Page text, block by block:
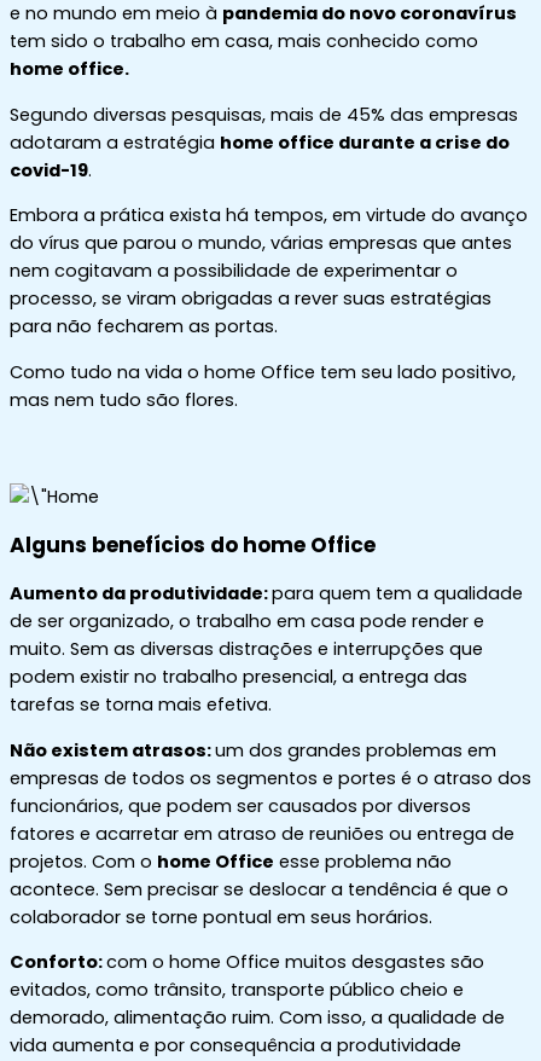
e no mundo em meio à pandemia do novo coronavírus
tem sido o trabalho em casa, mais conhecido como
home office.
Segundo diversas pesquisas, mais de 45% das empresas
adotaram a estratégia home office durante a crise do
covid-19.
Embora a prática exista há tempos, em virtude do avanço
do vírus que parou o mundo, várias empresas que antes
nem cogitavam a possibilidade de experimentar o
processo, se viram obrigadas a rever suas estratégias
para não fecharem as portas.
Como tudo na vida o home Office tem seu lado positivo,
mas nem tudo são flores.
Alguns benefícios do home Office
Aumento da produtividade:para quem tem a qualidade
de ser organizado, o trabalho em casa pode render e
muito. Sem as diversas distrações e interrupções que
podem existir no trabalho presencial, a entrega das
tarefas se torna mais efetiva.
Não existem atrasos:um dos grandes problemas em
empresas de todos os segmentos e portes é o atraso dos
funcionários, que podem ser causados por diversos
fatores e acarretar em atraso de reuniões ou entrega de
projetos. Com o home Office esse problema não
acontece. Sem precisar se deslocar a tendência é que o
colaborador se torne pontual em seus horários.
Conforto:com o home Office muitos desgastes são
evitados, como trânsito, transporte público cheio e
demorado, alimentação ruim. Com isso, a qualidade de
vida aumenta e por consequência a produtividade